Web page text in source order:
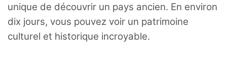
unique de découvrir un pays ancien. En environ
dix jours, vous pouvez voir un patrimoine
culturel et historique incroyable.